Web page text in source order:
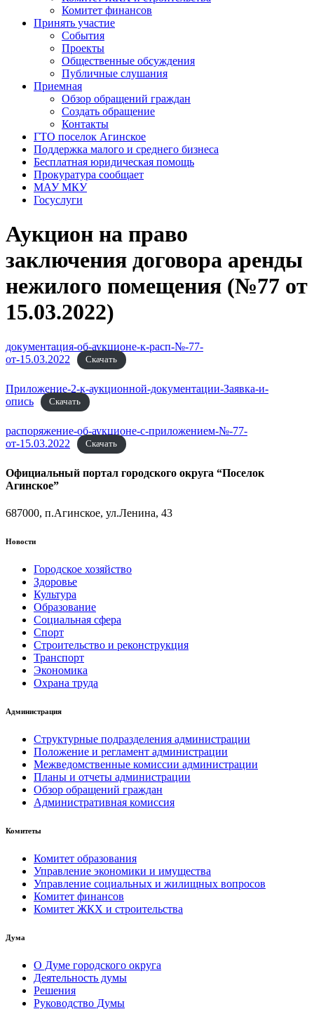
Комитет финансов
Принять участие
События
Проекты
Общественные обсуждения
Публичные слушания
Приемная
Обзор обращений граждан
Создать обращение
Контакты
ГТО поселок Агинское
Поддержка малого и среднего бизнеса
Бесплатная юридическая помощь
Прокуратура сообщает
МАУ МКУ
Госуслуги
Аукцион на право
заключения договора аренды
нежилого помещения (№77 от
15.03.2022)
документация-об-аукционе-к-расп-№-77-
от-15.03.2022
Скачать
Приложение-2-к-аукционной-документации-Заявка-и-
опись
Скачать
распоряжение-об-аукционе-с-приложением-№-77-
от-15.03.2022
Скачать
Официальный портал городского округа “Поселок
Агинское”
687000, п.Агинское, ул.Ленина, 43
Новости
Городское хозяйство
Здоровье
Культура
Образование
Социальная сфера
Спорт
Строительство и реконструкция
Транспорт
Экономика
Охрана труда
Администрация
Структурные подразделения администрации
Положение и регламент администрации
Межведомственные комиссии администрации
Планы и отчеты администрации
Обзор обращений граждан
Административная комиссия
Комитеты
Комитет образования
Управление экономики и имущества
Управление социальных и жилищных вопросов
Комитет финансов
Комитет ЖКХ и строительства
Дума
О Думе городского округа
Деятельность думы
Решения
Руководство Думы